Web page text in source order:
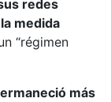
redes
medida
“régimen
más